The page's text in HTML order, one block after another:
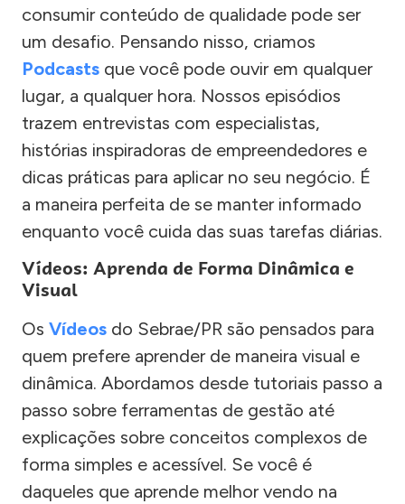
consumir conteúdo de qualidade pode ser
um desafio. Pensando nisso, criamos
Podcasts que você pode ouvir em qualquer
lugar, a qualquer hora. Nossos episódios
trazem entrevistas com especialistas,
histórias inspiradoras de empreendedores e
dicas práticas para aplicar no seu negócio. É
a maneira perfeita de se manter informado
enquanto você cuida das suas tarefas diárias.
Vídeos: Aprenda de Forma Dinâmica e
Visual
Os Vídeos do Sebrae/PR são pensados para
quem prefere aprender de maneira visual e
dinâmica. Abordamos desde tutoriais passo a
passo sobre ferramentas de gestão até
explicações sobre conceitos complexos de
forma simples e acessível. Se você é
daqueles que aprende melhor vendo na